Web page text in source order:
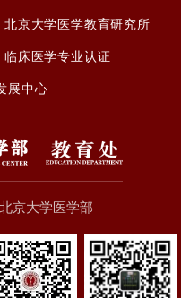
北京大学医学教育研究所
临床医学专业认证
展中心
京大学医学部